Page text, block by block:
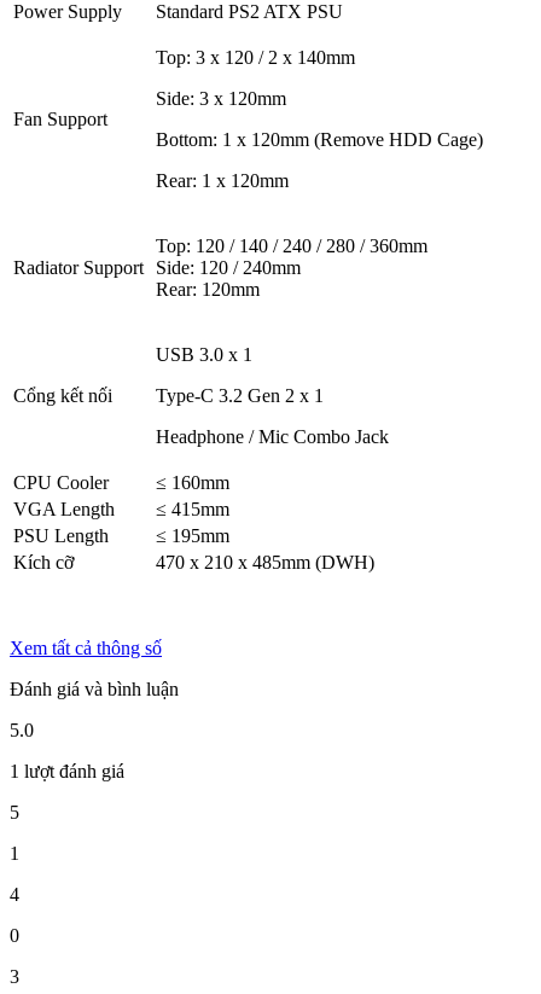
Power Supply
Standard PS2 ATX PSU
Fan Support
Top: 3 x 120 / 2 x 140mm
Side: 3 x 120mm
Bottom: 1 x 120mm (Remove HDD Cage)
Rear: 1 x 120mm
Radiator Support
Top: 120 / 140 / 240 / 280 / 360mm
Side: 120 / 240mm
Rear: 120mm
Cổng kết nối
USB 3.0 x 1
Type-C 3.2 Gen 2 x 1
Headphone / Mic Combo Jack
CPU Cooler
≤ 160mm
VGA Length
≤ 415mm
PSU Length
≤ 195mm
Kích cỡ
470 x 210 x 485mm (DWH)
Xem tất cả thông số
Đánh giá và bình luận
5.0
1 lượt đánh giá
5
1
4
0
3